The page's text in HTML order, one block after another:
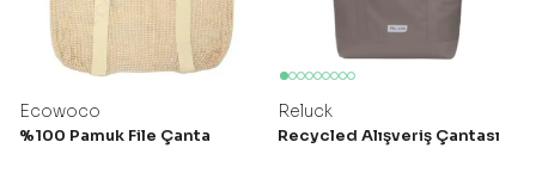
Ecowoco
%100 Pamuk File Çanta
Reluck
Recycled Alışveriş Çantası